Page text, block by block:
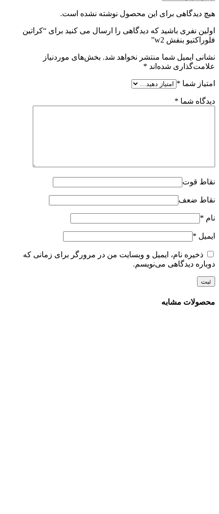
هیچ دیدگاهی برای این محصول نوشته نشده است.
اولین نفری باشید که دیدگاهی را ارسال می کنید برای “کراتین
فلوراکتیو بنفش w2”
نشانی ایمیل شما منتشر نخواهد شد. بخش‌های موردنیاز
علامت‌گذاری شده‌اند *
امتیاز شما *
دیدگاه شما *
نقاط قوت
نقاط ضعف
نام *
ایمیل *
ذخیره نام، ایمیل و وبسایت من در مرورگر برای زمانی که
دوباره دیدگاهی می‌نویسم.
محصولات مشابه